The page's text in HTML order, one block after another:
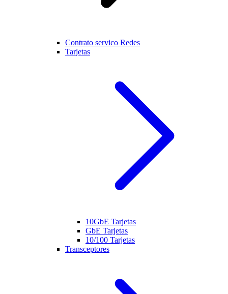
Contrato servico Redes
Tarjetas
10GbE Tarjetas
GbE Tarjetas
10/100 Tarjetas
Transceptores